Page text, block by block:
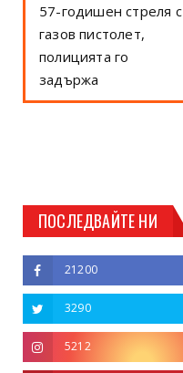
57-годишен стреля с
газов пистолет,
полицията го
задържа
ПОСЛЕДВАЙТЕ НИ
21200
3290
5212